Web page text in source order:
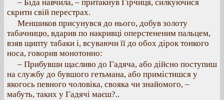
– Біда навчила, – притакнув Гірчиця, силкуючися
скрити свій перестрах.
Меншиков присунувся до нього, добув золоту
табачницю, вдарив по накривці оперстененим пальцем,
взяв щипту табаки і, всуваючи її до обох дірок тонкого
носа, говорив монотонно:
– Прибувши щасливо до Гадяча, або дійсно поступиш
на службу до бувшого гетьмана, або примістишся у
якогось певного чоловіка, свояка чи знайомого, –
мабуть, таких у Гадячі маєш?..